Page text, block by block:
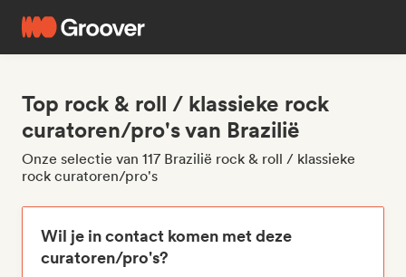
Top rock & roll / klassieke rock
curatoren/pro's van Brazilië
Onze selectie van 117 Brazilië rock & roll / klassieke
rock curatoren/pro's
Wil je in contact komen met deze
curatoren/pro's?